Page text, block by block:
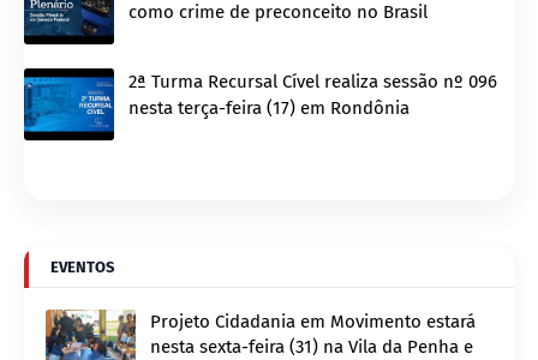
como crime de preconceito no Brasil
2ª Turma Recursal Cível realiza sessão nº 096
nesta terça-feira (17) em Rondônia
EVENTOS
Projeto Cidadania em Movimento estará
nesta sexta-feira (31) na Vila da Penha e